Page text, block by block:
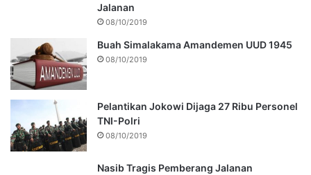
Jalanan
08/10/2019
Buah Simalakama Amandemen UUD 1945
08/10/2019
Pelantikan Jokowi Dijaga 27 Ribu Personel
TNI-Polri
08/10/2019
Nasib Tragis Pemberang Jalanan